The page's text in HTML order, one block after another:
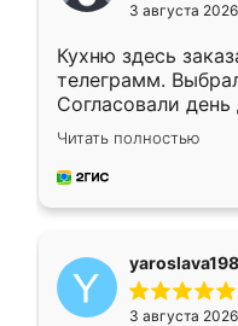
3 августа 2026
Кухню здесь
телеграмм.
Согласовали
недели кухня
довольны
мебель за
Читать полностью
3 августа 2026